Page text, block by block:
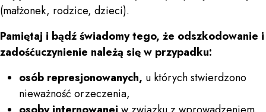
(małżonek, rodzice, dzieci).
Pamiętaj i bądź świadomy tego, że odszkodowanie i
zadośćuczynienie należą się w przypadku:
osób represjonowanych, u których stwierdzono
nieważność orzeczenia,